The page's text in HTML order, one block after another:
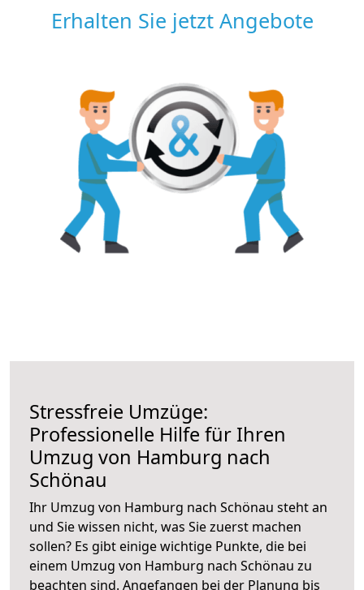
Erhalten Sie jetzt Angebote
Stressfreie Umzüge:
Professionelle Hilfe für Ihren
Umzug von Hamburg nach
Schönau
Ihr Umzug von Hamburg nach Schönau steht an
und Sie wissen nicht, was Sie zuerst machen
sollen? Es gibt einige wichtige Punkte, die bei
einem Umzug von Hamburg nach Schönau zu
beachten sind. Angefangen bei der Planung bis